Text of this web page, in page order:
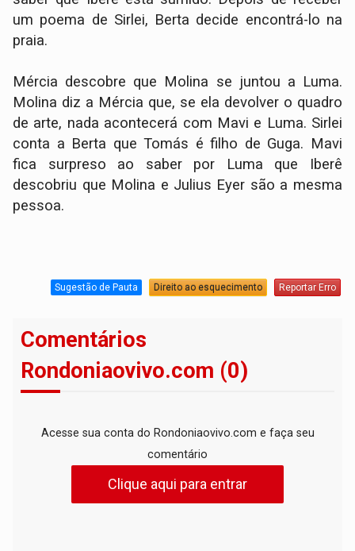
um poema de Sirlei, Berta decide encontrá-lo na
praia.
Mércia descobre que Molina se juntou a Luma.
Molina diz a Mércia que, se ela devolver o quadro
de arte, nada acontecerá com Mavi e Luma. Sirlei
conta a Berta que Tomás é filho de Guga. Mavi
fica surpreso ao saber por Luma que Iberê
descobriu que Molina e Julius Eyer são a mesma
pessoa.
Sugestão de Pauta Direito ao esquecimento Reportar Erro
Comentários
Rondoniaovivo.com (0)
Acesse sua conta do Rondoniaovivo.com e faça seu
comentário
Clique aqui para entrar